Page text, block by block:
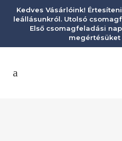
Kedves Vásárlóink!
leállásunkról. Utolsó
Első csomagfeladási
megértésüket